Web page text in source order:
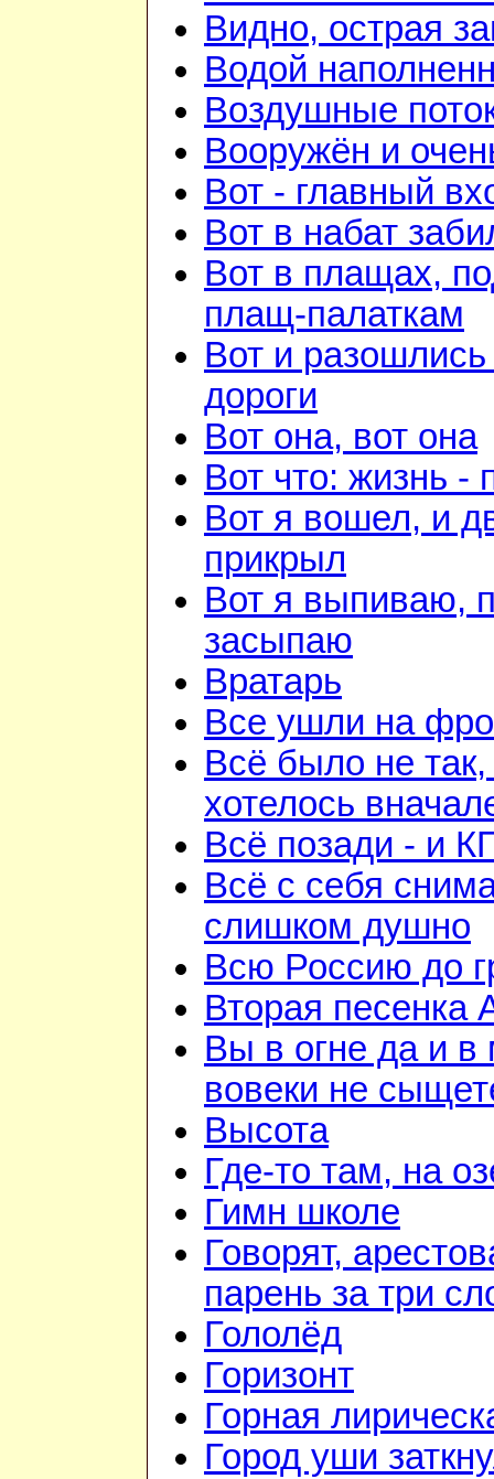
Видно, острая
Водой
Воздушные
Вооружён и
Вот - главный
Вот в набат
Вот в плащах,
плащ-палаткам
Вот и разошлись
дороги
Вот она, вот она
Вот что: жизнь -
Вот я вошел, и
прикрыл
Вот я выпиваю,
засыпаю
Вратарь
Все ушли на
Всё было не так,
хотелось
Всё позади - и
Всё с себя
слишком душно
Всю Россию до
Вторая песенка
Вы в огне да и в
вовеки не
Высота
Где-то там, на
Гимн школе
Говорят,
парень за три
Гололёд
Горизонт
Горная
Город уши